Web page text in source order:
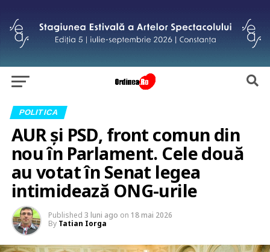
POLITICA
AUR și PSD, front comun din
nou în Parlament. Cele două
au votat în Senat legea
intimidează ONG-urile
Published 3 luni ago on 18 mai 2026
By Tatian Iorga